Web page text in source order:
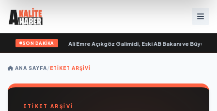
SON DAKİKA
“ yayımlandı Ali Emre Açıkgöz Galimidi, Eski AB Bakanı ve
ANA SAYFA/ETIKET ARŞIVI
ETİKET ARŞİVİ